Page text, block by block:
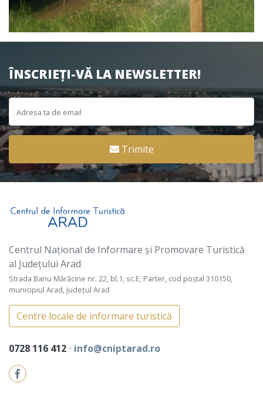
ÎNSCRIEȚI-VĂ LA NEWSLETTER!
Trimite
Centrul Național de Informare și Promovare Turistică
al Județului Arad
Strada Banu Mărăcine nr. 22, bl.1, sc.E, Parter, cod poștal 310150,
municipiul Arad, județul Arad
Centre locale de informare turistică
0728 116 412 ⋅ info@cniptarad.ro